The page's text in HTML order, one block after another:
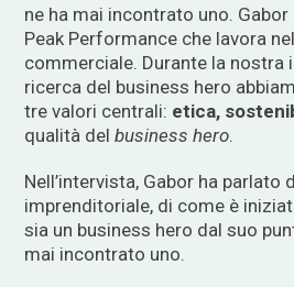
ne ha mai incontrato uno.
Peak Performance che lavora
commerciale. Durante la nostra
ricerca del business hero
tre valori centrali: etica,
qualità delbusiness hero.
Nell’intervista, Gabor ha parlato
imprenditoriale, di come è
sia un business hero dal suo
mai incontrato uno.